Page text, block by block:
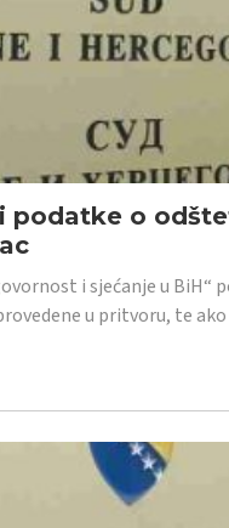
podatke o
i sjećanje u
u pritvoru, te